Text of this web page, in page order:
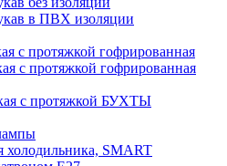
в ПВХ изоляции
с протяжкой гофрированная
с протяжкой гофрированная
с протяжкой БУХТЫ
холодильника, SMART